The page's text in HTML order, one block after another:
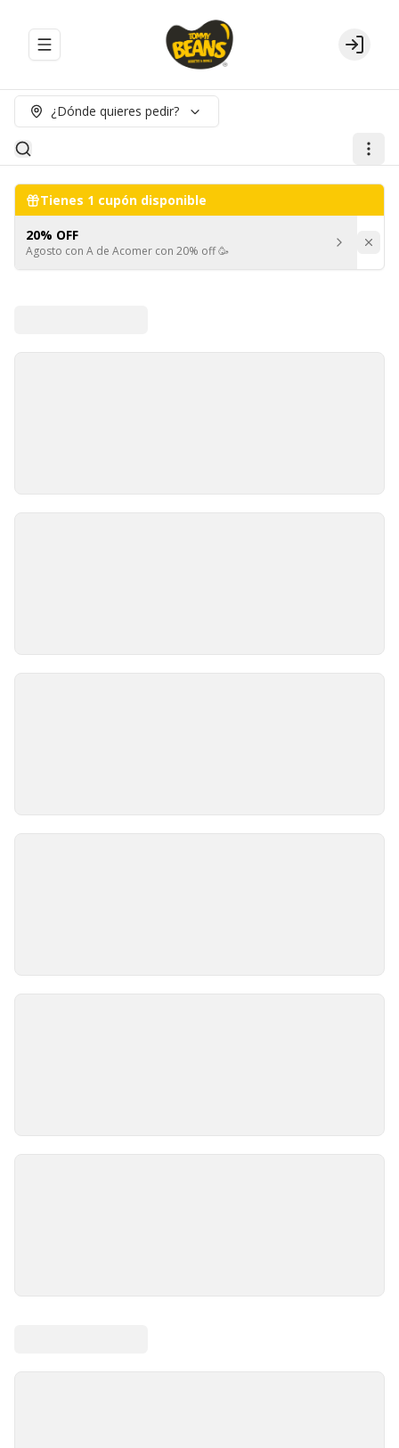
Abrir menu de navegación Login
¿Dónde quieres pedir?
Tienes 1 cupón disponible
20% OFF
Agosto con A de Acomer con 20% off 🥳